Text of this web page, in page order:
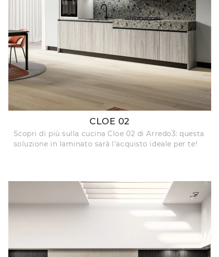
CLOE 02
Scopri di più sulla cucina Cloe 02 di Arredo3: questa
soluzione in laminato sarà l'acquisto ideale per te!